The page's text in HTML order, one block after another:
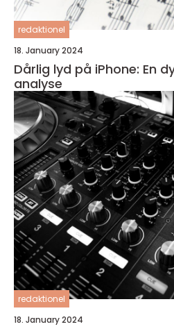
redaktionel
18. January 2024
Dårlig lyd på iPhone: En
analyse
redaktionel
18. January 2024